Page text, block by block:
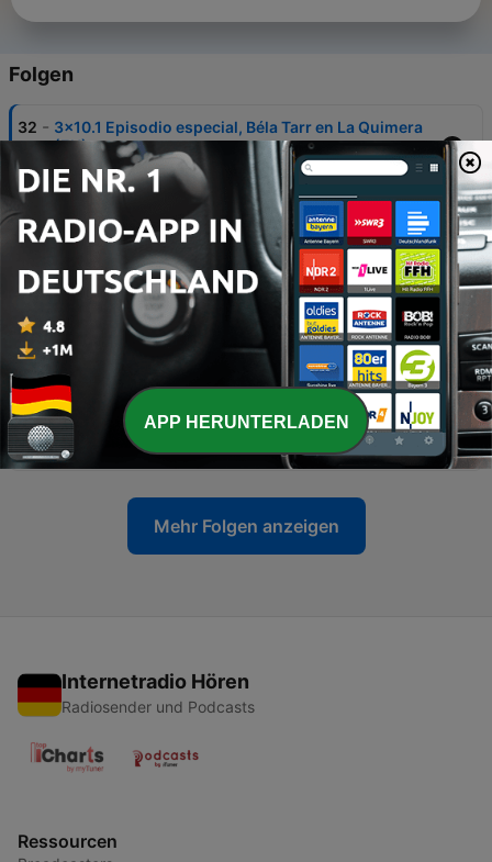
Folgen
32 - 3x10.1 Episodio especial, Béla Tarr en La Quimera
(EN)
12 Mai 2026
3x09 Jaione Camborda en La Quimera
12 Mai 2026
30 - 3x08 Lluís Miñarro en La Quimera
29 - 3x07 Dominga Sotomayor en La Quimera
12 Mai 2026
28 - 3x06 Manuel Muñoz Rivas en La Quimera
12 Mai 2026
Mehr Folgen anzeigen
Internetradio Hören
Radiosender und Podcasts
Ressourcen
APP HERUNTERLADEN